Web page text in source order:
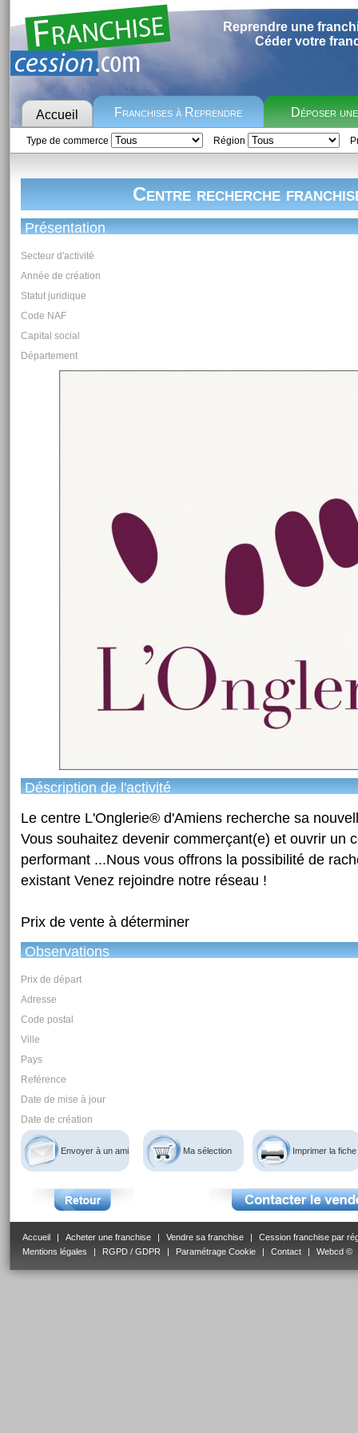
Reprendre une
Céder votre
Accueil Franchises à Reprendre Déposer
Type de commerce Région
Centre recherche
Présentation
Secteur d'activité
Année de création
Statut juridique
Code NAF
Capital social
Département
Déscription de l'activité
Le centre L'Onglerie® d'Amiens recherche sa
Vous souhaitez devenir commerçant(e) et ouvrir un
performant ...Nous vous offrons la possibilité de
existant Venez rejoindre notre réseau !
Prix de vente à déterminer
Observations
Prix de départ
Adresse
Code postal
Ville
Pays
Reférence
Date de mise à jour
Date de création
Envoyer à un ami Ma sélection Imprimer la fiche
Accueil Acheter une franchise Vendre sa franchise
Cession franchise par
Mentions légales
RGPD / GDPR Paramétrage Cookie Contact Webcd ©